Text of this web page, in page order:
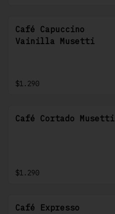
Café Capuccino
Vainilla Musetti
$1.290
Café Cortado Musetti
$1.290
Café Expresso